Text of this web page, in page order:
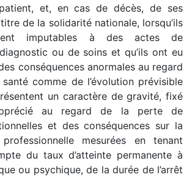
et, en cas de décès, de ses
de la solidarité nationale, lorsqu’ils
imputables à des actes de
ou de soins et qu’ils ont eu
conséquences anormales au regard
comme de l’évolution prévisible
un caractère de gravité, fixé
au regard de la perte de
et des conséquences sur la
mesurées en tenant
du taux d’atteinte permanente à
ou psychique, de la durée de l’arrêt